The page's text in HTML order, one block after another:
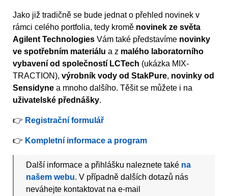
Jako již tradičně se bude jednat o přehled novinek v
rámci celého portfolia, tedy kromě novinek ze světa
Agilent Technologies Vám také představíme novinky
ve spotřebním materiálu a z malého laboratorního
vybavení od společností LCTech (ukázka MIX-
TRACTION), výrobník vody od StakPure, novinky od
Sensidyne a mnoho dalšího. Těšit se můžete i na
uživatelské přednášky.
👉 Registrační formulář
👉 Kompletní informace a program
Další informace a přihlášku naleznete také na
našem webu. V případně dalších dotazů nás
neváhejte kontaktovat na e-mail